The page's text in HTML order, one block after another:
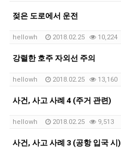
젖은 도로에서 운전
hellowh 2018.02.25 10,224
강렬한 호주 자외선 주의
hellowh 2018.02.25 13,160
사건, 사고 사례 4 (주거 관련)
hellowh 2018.02.25 9,513
사건, 사고 사례 3 (공항 입국 시)